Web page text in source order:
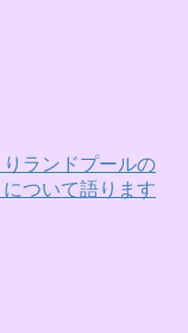
りランドプールの
ついて語ります